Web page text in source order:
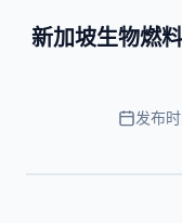
新加坡生物燃
发布